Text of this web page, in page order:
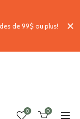
0 0
de 99$ ou plus!